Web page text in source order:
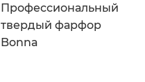
Профессиональный
твердый фарфор
Bonna